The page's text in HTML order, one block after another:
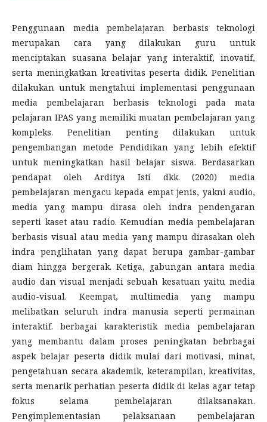
Penggunaan media pembelajaran berbasis teknologi
merupakan cara yang dilakukan guru untuk
menciptakan suasana belajar yang interaktif, inovatif,
serta meningkatkan kreativitas peserta didik. Penelitian
dilakukan untuk mengtahui implementasi penggunaan
media pembelajaran berbasis teknologi pada mata
pelajaran IPAS yang memiliki muatan pembelajaran yang
kompleks. Penelitian penting dilakukan untuk
pengembangan metode Pendidikan yang lebih efektif
untuk meningkatkan hasil belajar siswa. Berdasarkan
pendapat oleh Arditya Isti dkk. (2020) media
pembelajaran mengacu kepada empat jenis, yakni audio,
media yang mampu dirasa oleh indra pendengaran
seperti kaset atau radio. Kemudian media pembelajaran
berbasis visual atau media yang mampu dirasakan oleh
indra penglihatan yang dapat berupa gambar-gambar
diam hingga bergerak. Ketiga, gabungan antara media
audio dan visual menjadi sebuah kesatuan yaitu media
audio-visual. Keempat, multimedia yang mampu
melibatkan seluruh indra manusia seperti permainan
interaktif. berbagai karakteristik media pembelajaran
yang membantu dalam proses peningkatan bebrbagai
aspek belajar peserta didik mulai dari motivasi, minat,
pengetahuan secara akademik, keterampilan, kreativitas,
serta menarik perhatian peserta didik di kelas agar tetap
fokus selama pembelajaran dilaksanakan.
Pengimplementasian pelaksanaan pembelajaran